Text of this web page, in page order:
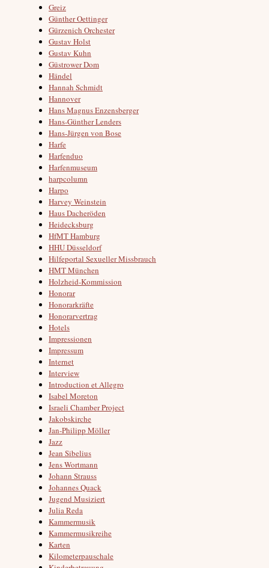
Greiz
Günther Oettinger
Gürzenich Orchester
Gustav Holst
Gustav Kuhn
Güstrower Dom
Händel
Hannah Schmidt
Hannover
Hans Magnus Enzensberger
Hans-Günther Lenders
Hans-Jürgen von Bose
Harfe
Harfenduo
Harfenmuseum
harpcolumn
Harpo
Harvey Weinstein
Haus Dacheröden
Heidecksburg
HfMT Hamburg
HHU Düsseldorf
Hilfeportal Sexueller Missbrauch
HMT München
Holzheid-Kommission
Honorar
Honorarkräfte
Honorarvertrag
Hotels
Impressionen
Impressum
Internet
Interview
Introduction et Allegro
Isabel Moreton
Israeli Chamber Project
Jakobskirche
Jan-Philipp Möller
Jazz
Jean Sibelius
Jens Wortmann
Johann Strauss
Johannes Quack
Jugend Musiziert
Julia Reda
Kammermusik
Kammermusikreihe
Karten
Kilometerpauschale